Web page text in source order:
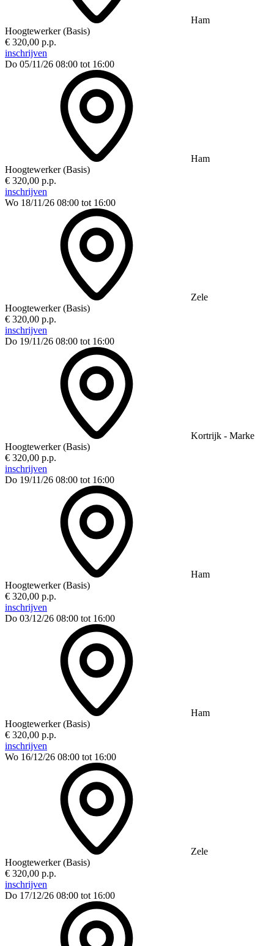
Ham
Hoogtewerker (Basis)
€ 320,00 p.p.
inschrijven
Do 05/11/26 08:00 tot 16:00
Ham
Hoogtewerker (Basis)
€ 320,00 p.p.
inschrijven
Wo 18/11/26 08:00 tot 16:00
Zele
Hoogtewerker (Basis)
€ 320,00 p.p.
inschrijven
Do 19/11/26 08:00 tot 16:00
Kortrijk - Marke
Hoogtewerker (Basis)
€ 320,00 p.p.
inschrijven
Do 19/11/26 08:00 tot 16:00
Ham
Hoogtewerker (Basis)
€ 320,00 p.p.
inschrijven
Do 03/12/26 08:00 tot 16:00
Ham
Hoogtewerker (Basis)
€ 320,00 p.p.
inschrijven
Wo 16/12/26 08:00 tot 16:00
Zele
Hoogtewerker (Basis)
€ 320,00 p.p.
inschrijven
Do 17/12/26 08:00 tot 16:00